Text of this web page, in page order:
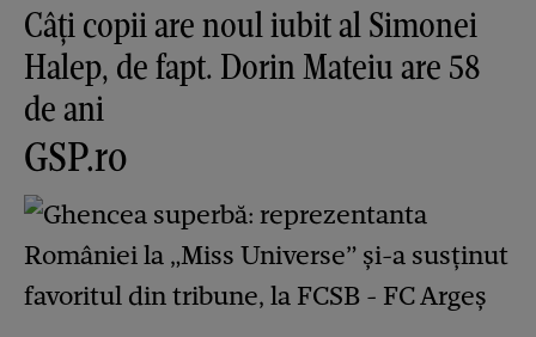
Câți copii are noul iubit al Simonei
Halep, de fapt. Dorin Mateiu are 58
de ani
GSP.ro